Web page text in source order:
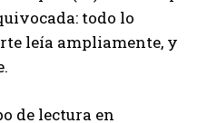
todo lo
leía ampliamente, y
de lectura en